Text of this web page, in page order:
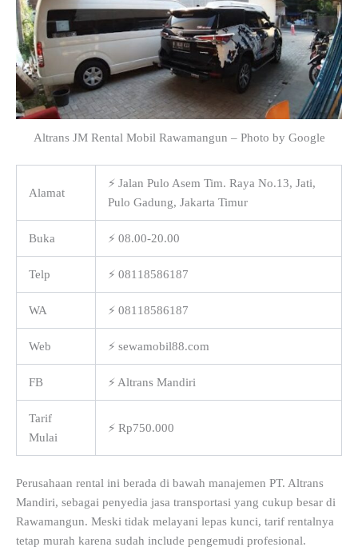
Altrans JM Rental Mobil Rawamangun – Photo by Google
Alamat
⚡ Jalan Pulo Asem Tim. Raya No.13, Jati,
Pulo Gadung, Jakarta Timur
Buka ⚡ 08.00-20.00
Telp ⚡ 08118586187
WA ⚡ 08118586187
Web ⚡ sewamobil88.com
FB ⚡ Altrans Mandiri
Tarif
Mulai
⚡ Rp750.000
Perusahaan rental ini berada di bawah manajemen PT. Altrans
Mandiri, sebagai penyedia jasa transportasi yang cukup besar di
Rawamangun. Meski tidak melayani lepas kunci, tarif rentalnya
tetap murah karena sudah include pengemudi profesional.